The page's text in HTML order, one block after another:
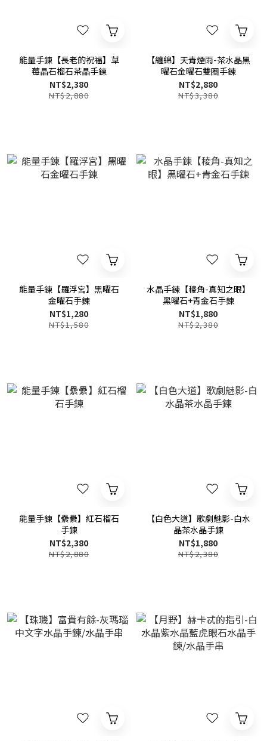
能量手鍊【長老的祝福】草
莓晶石榴石茶晶手鍊
NT$2,380
NT$2,880
【纏綿】天青煙雨-茶水晶黑
曜石金曜石雙圈手鍊
NT$2,880
NT$3,380
能量手鍊【羅浮宮】黑曜石
金曜石手鍊
NT$1,280
NT$1,580
水晶手鍊【稜角-真知之眼】
黑曜石+青金石手鍊
NT$1,880
NT$2,380
能量手鍊【纍纍】紅石榴石
手鍊
NT$2,380
NT$2,880
【白色大道】歌劇魅影-白水
晶茶水晶手鍊
NT$1,880
NT$2,380